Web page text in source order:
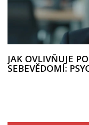
JAK OVLIVŇUJE
SEBEVĚDOMÍ: